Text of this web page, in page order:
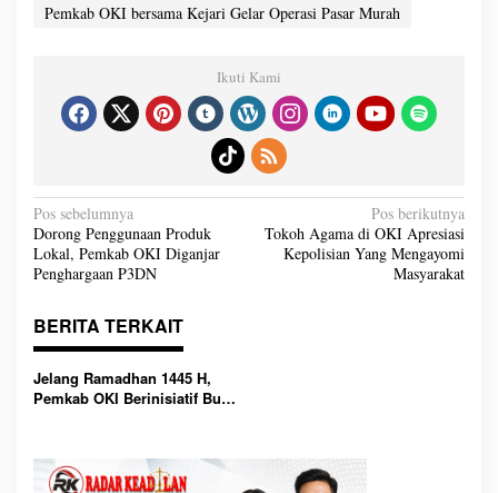
Pemkab OKI bersama Kejari Gelar Operasi Pasar Murah
Ikuti Kami
N
a
v
i
g
a
p
s
Pos sebelumnya
Dorong Penggunaan Produk
Lokal, Pemkab OKI Diganjar
Penghargaan P3DN
Pos berikutnya
Tokoh Agama di OKI Apresiasi
Kepolisian Yang Mengayomi
Masyarakat
BERITA TERKAIT
Jelang Ramadhan 1445 H,
Pemkab OKI Berinisiatif Buka